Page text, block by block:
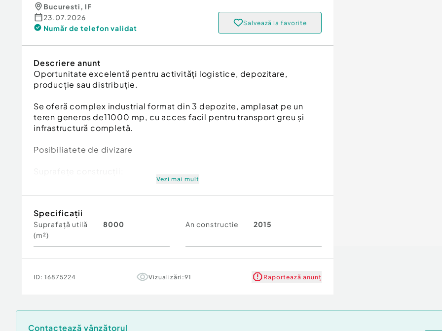
Bucuresti, IF
23.07.2026
Număr de telefon validat
Salvează la favorite
Descriere anunt
Oportunitate excelentă pentru activități logistice, depozitare,
producție sau distribuție.
Se oferă complex industrial format din 3 depozite, amplasat pe un
teren generos de11000 mp, cu acces facil pentru transport greu și
infrastructură completă.
Posibiliatete de divizare
Depozit 2 – 1917 mp
Depozit 3 – 2.707 mp
Clădire birouri – 900 mp
Înălțime utilă depozite: 9 metri
Vezi mai mult
Specificații
Suprafață utilă
(m²)
8000 An constructie 2015
ID: 16875224 Vizualizări:91 Raportează anunț
Contactează vânzătorul